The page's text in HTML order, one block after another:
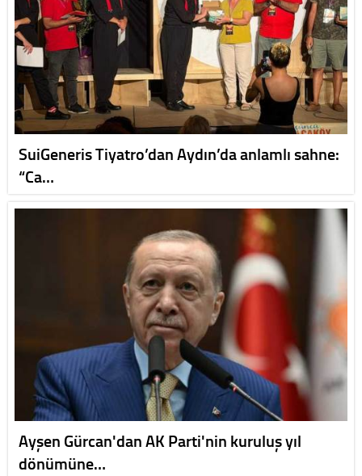
SuiGeneris Tiyatro’dan Aydın’da anlamlı sahne:
“Ca…
Ayşen Gürcan'dan AK Parti'nin kuruluş yıl
dönümüne…